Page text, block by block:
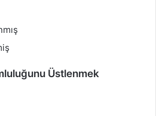
Üstlenmek